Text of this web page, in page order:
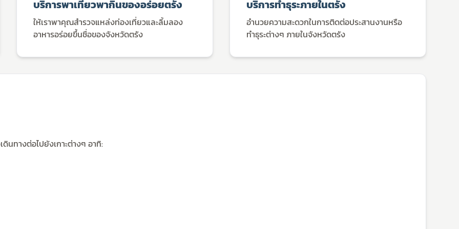
บริการพาเที่ยวพากินของอร่อยตรัง
ให้เราพาคุณสำรวจแหล่งท่องเที่ยวและลิ้มลอง
อาหารอร่อยขึ้นชื่อของจังหวัดตรัง
บริการทำธุระภายในตรัง
อำนวยความสะดวกในการติดต่อประสานงานหรือ
ทำธุระต่างๆ ภายในจังหวัดตรัง
นทางต่อไปยังเกาะต่างๆ อาทิ: